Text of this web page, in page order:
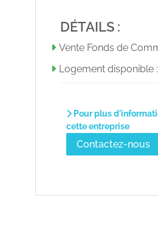
DÉTAILS :
Vente Fonds de
Logement disponible
Pour plus
cette entreprise
Contactez-nous